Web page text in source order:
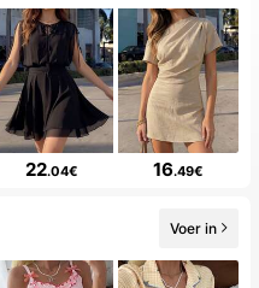
22.04€ 16.49€
Voer in